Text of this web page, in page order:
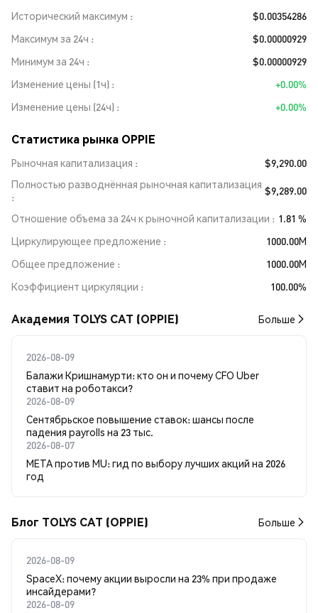
Исторический максимум
$0.00354286
Максимум за 24ч
$0.00000929
Минимум за 24ч
$0.00000929
Изменение цены (1ч)
+0.00%
Изменение цены (24ч)
+0.00%
Статистика рынка OPPIE
Рыночная капитализация
$9,290.00
Полностью разводнённая рыночная капитализация $9,289.00
Отношение объема за 24ч к рыночной капитализации
1.81 %
Циркулирующее предложение
1000.00M
Общее предложение
1000.00M
Коэффициент циркуляции
100.00%
Академия TOLYS CAT (OPPIE) Больше
2026-08-09
Балажи Кришнамурти: кто он и почему CFO Uber
ставит на роботакси?
2026-08-09
Сентябрьское повышение ставок: шансы после
падения payrolls на 23 тыс.
2026-08-07
META против MU: гид по выбору лучших акций на 2026
год
Блог TOLYS CAT (OPPIE) Больше
2026-08-09
SpaceX: почему акции выросли на 23% при продаже
инсайдерами?
2026-08-09